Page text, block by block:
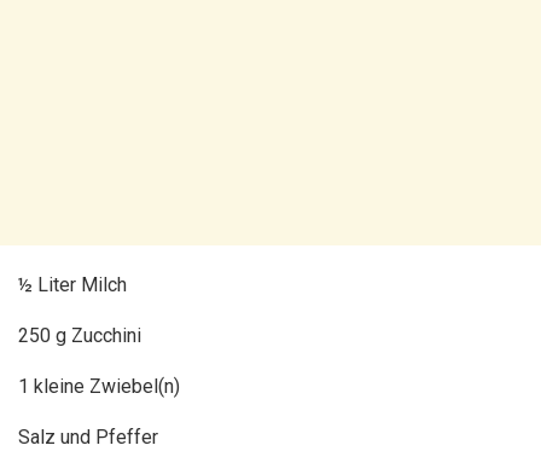
½ Liter Milch
250 g Zucchini
1 kleine Zwiebel(n)
Salz und Pfeffer